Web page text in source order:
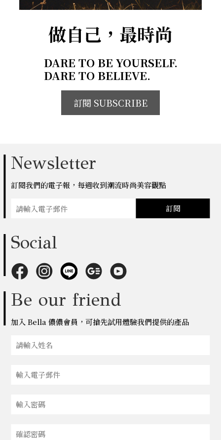
做自己，最時尚
DARE TO BE YOURSELF.
DARE TO BELIEVE.
訂閱 SUBSCRIBE
Newsletter
訂閱我們的電子報，每週收到潮流時尚美容觀點
訂閱
Social
Be our friend
加入 Bella 儂儂會員，可搶先試用體驗我們提供的產品